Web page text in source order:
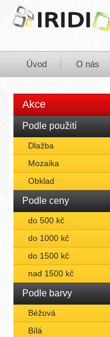
Úvod O nás
Akce
Podle použití
Dlažba
Mozaika
Obklad
Podle ceny
do 500 kč
do 1000 kč
do 1500 kč
nad 1500 kč
Podle barvy
Béžová
Bílá